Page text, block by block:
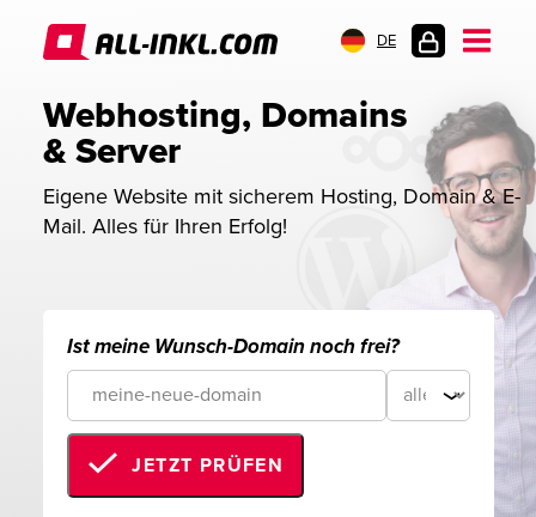
DE
Webhosting, Domains
& Server
Eigene Website mit sicherem Hosting, Domain & E-
Mail. Alles für Ihren Erfolg!
Ist meine Wunsch-Domain noch frei?
JETZT PRÜFEN